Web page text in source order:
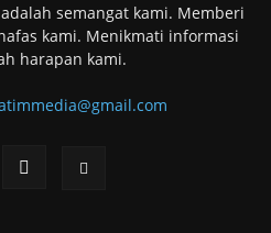
semangat kami. Memberi
kami. Menikmati informasi
harapan kami.